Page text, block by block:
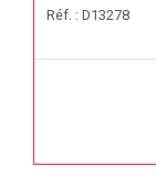
Réf. : D13278